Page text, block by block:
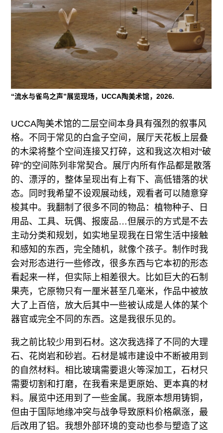
“流水与雀鸟之声”展览现场，UCCA陶美术馆，2026.
UCCA陶美术馆的二层空间本身具有强烈的叙事风
格。不同于常见的白盒子空间，展厅天花板上层叠
的木梁将整个空间连接又打碎，这和我这次相对“破
碎”的空间陈列非常契合。展厅内所有作品都是散落
的、漂浮的，整体呈现出有上有下、高低错落的状
态。同时我希望不设观展动线，观看者可以随意穿
梭其中。我翻制了很多不同的物品：植物种子、日
用品、工具、玩偶、报废品…但展示的方式是不去
主动分类和规划，如实地呈现我在日常生活中接触
和感知的东西，完全随机，就像个孩子。制作时我
会对形态进行一些修改，很多东西与它本初的形态
看起来一样，但实际上相差很大。比如巨大的石制
果壳，它原物只有一厘米甚至几毫米，作品中被放
大了上百倍，放大后其中一些被认成是人体的某个
器官或完全不同的东西。这是我很乐见的。
我之前比较少用到石材。这次我选择了不同的大理
石、花岗岩和砂岩。石材是城市建设中不断被用到
的自然材料。相比玻璃需要退火等深加工，石材只
需要切割和打磨，在我看来是更原始、更本真的材
料。展览中还用到了一些金属。我原本想用铸铜，
但由于国际地缘冲突与战争导致原料价格飙涨，最
后改用了铝。我想外部环境的变动也参与塑造了这